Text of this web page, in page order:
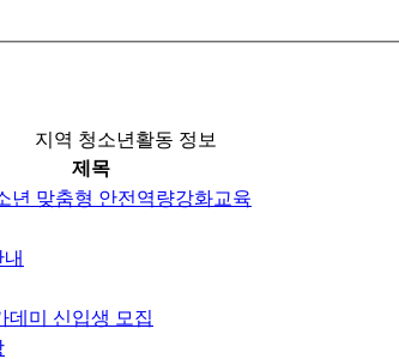
지역 청소년활동 정보
제목
년 맞춤형 안전역량강화교육
데미 신입생 모집